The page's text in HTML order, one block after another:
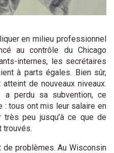
en milieu professionnel
au contrôle du Chicago
internes, les secrétaires
à parts égales. Bien sûr,
de nouveaux niveaux.
a perdu sa subvention, ce
: tous ont mis leur salaire en
peu jusqu’à ce que de
trouvés.
de problèmes. Au Wisconsin